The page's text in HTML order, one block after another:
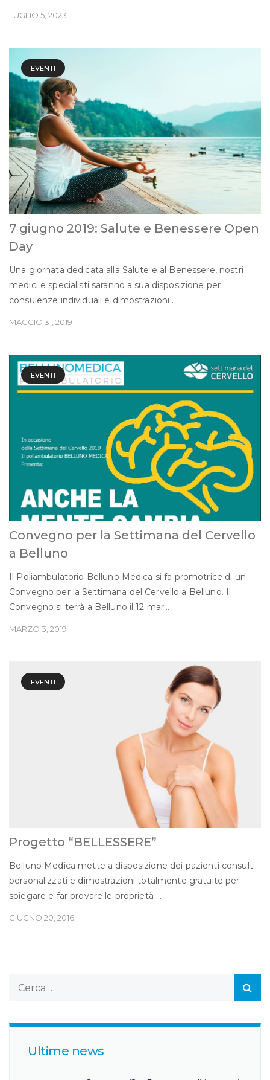
LUGLIO 5, 2023
EVENTI
7 giugno 2019: Salute e Benessere Open
Day
Una giornata dedicata alla Salute e al Benessere, nostri
medici e specialisti saranno a sua disposizione per
consulenze individuali e dimostrazioni ...
MAGGIO 31, 2019
EVENTI
Convegno per la Settimana del Cervello
a Belluno
Il Poliambulatorio Belluno Medica si fa promotrice di un
Convegno per la Settimana del Cervello a Belluno. Il
Convegno si terrà a Belluno il 12 mar...
MARZO 3, 2019
EVENTI
Progetto “BELLESSERE”
Belluno Medica mette a disposizione dei pazienti consulti
personalizzati e dimostrazioni totalmente gratuite per
spiegare e far provare le proprietà ...
GIUGNO 20, 2016
Ultime news